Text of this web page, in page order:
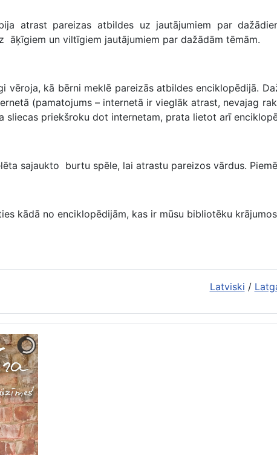
pareizas atbildes uz jautājumiem par
un viltīgiem jautājumiem par dažādām tēmām.
kā bērni meklē pareizās atbildes enciklopēdijā.
(pamatojums – internetā ir vieglāk atrast, nevajag
sliecas priekšroku dot internetam, prata lietot arī
sajaukto burtu spēle, lai atrastu pareizos vārdus.
kādā no enciklopēdijām, kas ir mūsu bibliotēku
Latviski /